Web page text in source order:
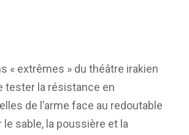
« extrêmes » du théâtre irakien
tester la résistance en
de l’arme face au redoutable
sable, la poussière et la